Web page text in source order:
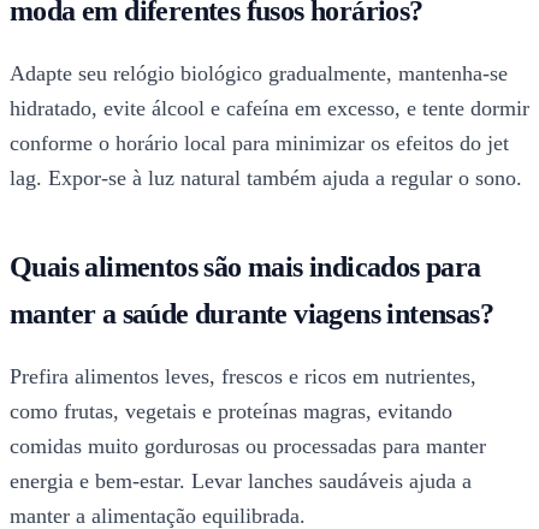
moda em diferentes fusos horários?
Adapte seu relógio biológico gradualmente, mantenha-se
hidratado, evite álcool e cafeína em excesso, e tente dormir
conforme o horário local para minimizar os efeitos do jet
lag. Expor-se à luz natural também ajuda a regular o sono.
Quais alimentos são mais indicados para
manter a saúde durante viagens intensas?
Prefira alimentos leves, frescos e ricos em nutrientes,
como frutas, vegetais e proteínas magras, evitando
comidas muito gordurosas ou processadas para manter
energia e bem-estar. Levar lanches saudáveis ajuda a
manter a alimentação equilibrada.